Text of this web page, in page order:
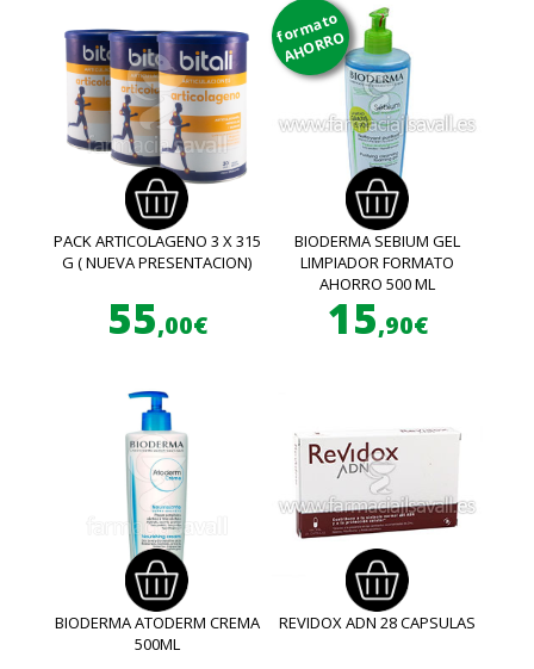
PACK ARTICOLAGENO 3 X 315
G ( NUEVA PRESENTACION)
55,00€
formato
AHORRO
BIODERMA SEBIUM GEL
LIMPIADOR FORMATO
AHORRO 500 ML
15,90€
BIODERMA ATODERM CREMA
500ML
REVIDOX ADN 28 CAPSULAS